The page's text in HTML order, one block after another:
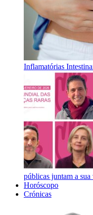
Inflamatórias
públicas juntam a
Horóscopo
Crónicas